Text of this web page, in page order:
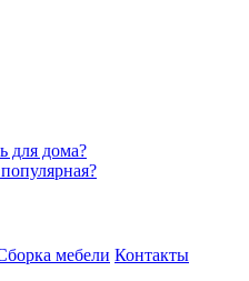
для дома?
мебели Контакты